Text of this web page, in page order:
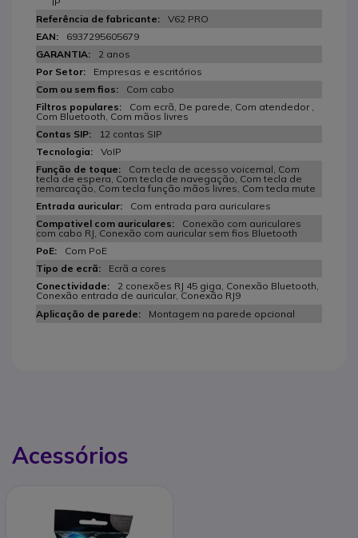
V62 PRO
6937295605679
2 anos
Empresas e escritórios
Com cabo
Com ecrã, De parede, Com atendedor ,
Com Bluetooth, Com mãos livres
12 contas SIP
VoIP
Com tecla de acesso voicemal, Com
tecla de espera, Com tecla de navegação, Com tecla de
remarcação, Com tecla função mãos livres, Com tecla mute
Com entrada para auriculares
Conexão com auriculares
com cabo RJ, Conexão com auricular sem fios Bluetooth
Com PoE
Ecrã a cores
2 conexões RJ 45 giga, Conexão Bluetooth,
Conexão entrada de auricular, Conexão RJ9
Montagem na parede opcional
Acessórios